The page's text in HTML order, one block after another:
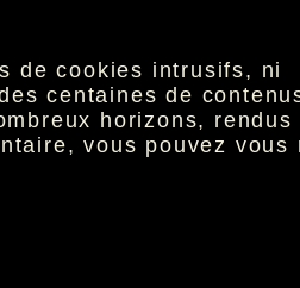
de cookies intrusifs, ni
centaines de
horizons, rendus
vous pouvez vous